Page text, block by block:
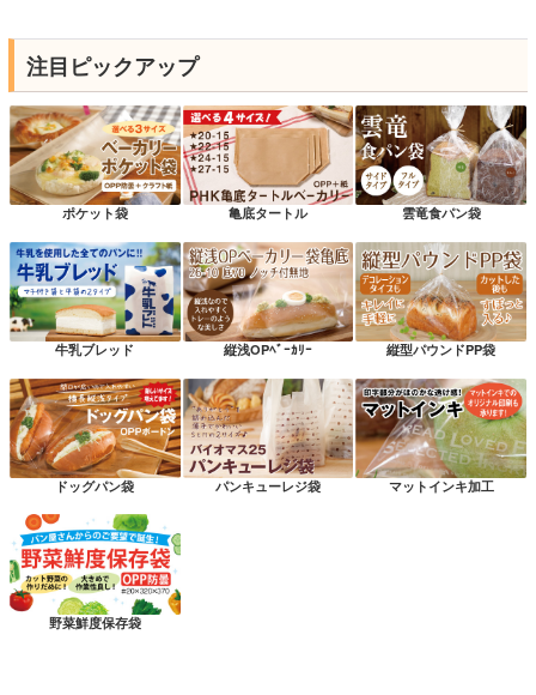
注目ピックアップ
ポケット袋 亀底タートル 雲竜食パン袋
牛乳ブレッド 縦浅OPﾍﾞｰｶﾘｰ 縦型パウンドPP袋
ドッグパン袋 パンキューレジ袋 マットインキ加工
野菜鮮度保存袋